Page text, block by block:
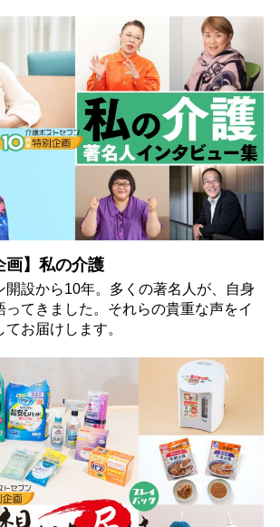
画】私の介護
開設から10年。多くの著名人が、自身
ってきました。それらの貴重な声をイ
お届けします。